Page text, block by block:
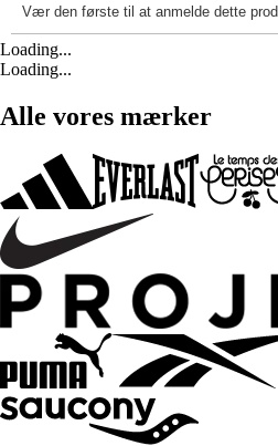
Loading...
Loading...
Alle vores mærker